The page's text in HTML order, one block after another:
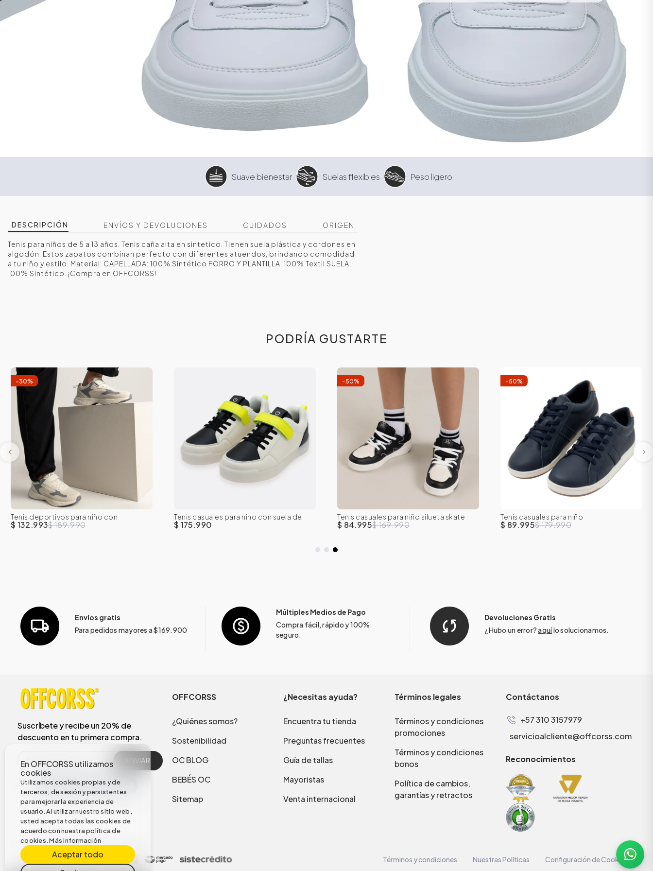
En OFFCORSS utilizamos
cookies
Utilizamos cookies propias y de
terceros, de sesión y persistentes
para mejorar la experiencia de
usuario. Al utilizar nuestro sitio web,
usted acepta todas las cookies de
acuerdo con nuestra política de
cookies.Más información
Aceptar todo
Suave bienestar Suelas flexibles Peso ligero
DESCRIPCIÓN ENVÍOS Y DEVOLUCIONES CUIDADOS ORIGEN
Tenis para niños de 5 a 13 años. Tenis caña alta en sintetico. Tienen suela plástica y cordones en
algodón. Estos zapatos combinan perfecto con diferentes atuendos, brindando comodidad
a tu niño y estilo. Material: CAPELLADA: 100% Sintético FORRO Y PLANTILLA: 100% Textil SUELA:
100% Sintético. ¡Compra en OFFCORSS!
PODRÍA GUSTARTE
-30%
31 32
36
37
Tenis deportivos para niño con
cordones y correa en velcro
$ 132.993$ 189.990
36
Tenis casuales para nino con suela de
luces
$ 175.990
-50%
36
37
Tenis casuales para niño silueta skate
$ 84.995$ 169.990
-50%
36
37 38 39
Tenis casuales para niño
$ 89.995$ 179.990
Envíos gratis
Para pedidos mayores a $169.900
Múltiples Medios de Pago
Compra fácil, rápido y 100%
seguro.
Devoluciones Gratis
¿Hubo un error?aquílo solucionamos.
Suscríbete y recibe un 20% de
descuento en tu primera compra.
ENVIAR
OFFCORSS
¿Quiénes somos?
Sostenibilidad
OC BLOG
BEBÉS OC
Sitemap
¿Necesitas ayuda?
Encuentra tu tienda
Preguntas frecuentes
Guía de tallas
Mayoristas
Venta internacional
Términos legales
Términos y condiciones
promociones
Términos y condiciones
bonos
Política de cambios,
garantías y retractos
Contáctanos
+57 310 3157979
servicioalcliente@offcorss.com
Reconocimientos
Términos y condiciones Nuestras Políticas Configuración de Cookies